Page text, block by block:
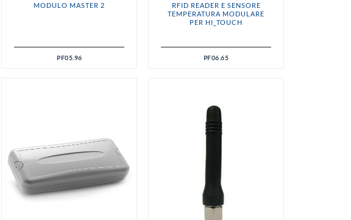
MODULO MASTER 2
PF05.96
RFID READER E SENSORE
TEMPERATURA MODULARE
PER HI_TOUCH
PF06.65